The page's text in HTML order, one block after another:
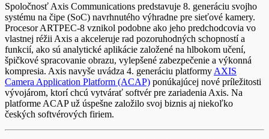
Spoločnosť Axis Communications predstavuje 8. generáciu svojho
systému na čipe (SoC) navrhnutého výhradne pre sieťové kamery.
Procesor ARTPEC-8 vznikol podobne ako jeho predchodcovia vo
vlastnej réžii Axis a akceleruje rad pozoruhodných schopností a
funkcií, ako sú analytické aplikácie založené na hlbokom učení,
špičkové spracovanie obrazu, vylepšené zabezpečenie a výkonná
kompresia. Axis navyše uvádza 4. generáciu platformy AXIS
Camera Application Platform (ACAP) ponúkajúcej nové príležitosti
vývojárom, ktorí chcú vytvárať softvér pre zariadenia Axis. Na
platforme ACAP už úspešne založilo svoj biznis aj niekoľko
českých softvérových firiem.